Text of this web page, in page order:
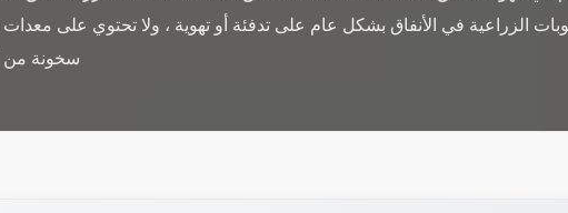
الزراعية في الأنفاق بشكل عام على تدفئة أو تهوية ، ولا تحتوي على
سخونة من